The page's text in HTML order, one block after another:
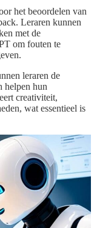
het beoordelen van
Leraren kunnen
met de
om fouten te
leraren de
helpen hun
creativiteit,
wat essentieel is